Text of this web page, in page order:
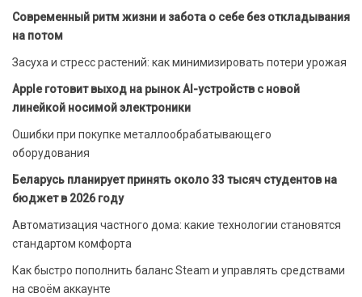
Современный ритм жизни и забота о себе без откладывания
на потом
Засуха и стресс растений: как минимизировать потери урожая
Apple готовит выход на рынок AI-устройств с новой
линейкой носимой электроники
Ошибки при покупке металлообрабатывающего
оборудования
Беларусь планирует принять около 33 тысяч студентов на
бюджет в 2026 году
Автоматизация частного дома: какие технологии становятся
стандартом комфорта
Как быстро пополнить баланс Steam и управлять средствами
на своём аккаунте